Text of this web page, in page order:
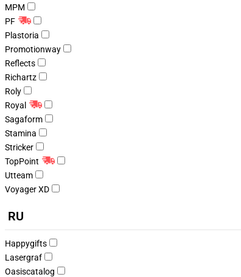
MPM
PF
Plastoria
Promotionway
Reflects
Richartz
Roly
Royal
Sagaform
Stamina
Stricker
TopPoint
Utteam
Voyager XD
RU
Happygifts
Lasergraf
Oasiscatalog